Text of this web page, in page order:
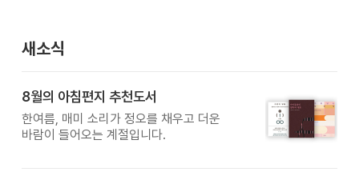
새소식
8월의 아침편지 추천도서
한여름, 매미 소리가 정오를 채우고 더운
바람이 들어오는 계절입니다.